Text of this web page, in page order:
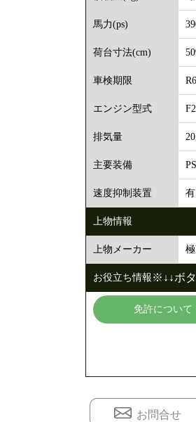
馬力(ps)
荷台寸法(cm)
車検期限
エンジン型式
排気量
主要装備
速度抑制装置 有
上物情報
上物メーカー
お役立ち情報 ※↓↓ボ
免許について
お問合せ